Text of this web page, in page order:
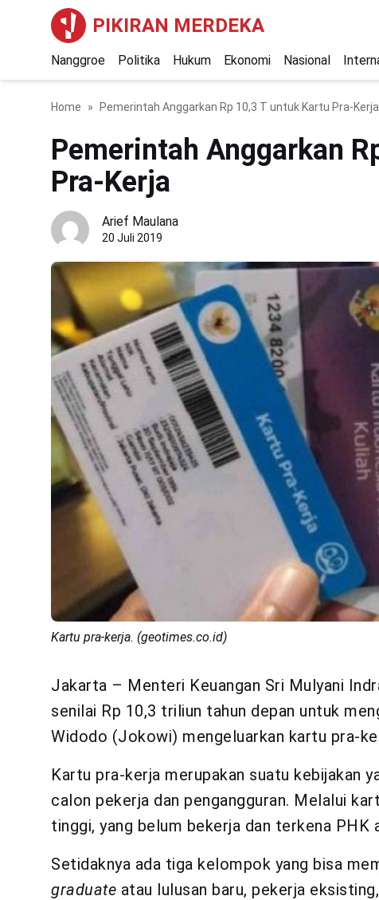
PIKIRAN MERDEKA
Nanggroe Politika Hukum Ekonomi Nasional
Home Pemerintah Anggarkan Rp 10,3 T untuk Kartu Pra-Kerja
Pemerintah Anggarkan
Pra-Kerja
Arief Maulana
20 Juli 2019
Kartu pra-kerja. (geotimes.co.id)
Jakarta – Menteri Keuangan Sri Mulyani
senilai Rp 10,3 triliun tahun depan untuk
Widodo (Jokowi) mengeluarkan kartu pra-
Kartu pra-kerja merupakan suatu kebijakan
calon pekerja dan pengangguran. Melalui
tinggi, yang belum bekerja dan terkena PHK
Setidaknya ada tiga kelompok yang bisa
graduate atau lulusan baru, pekerja